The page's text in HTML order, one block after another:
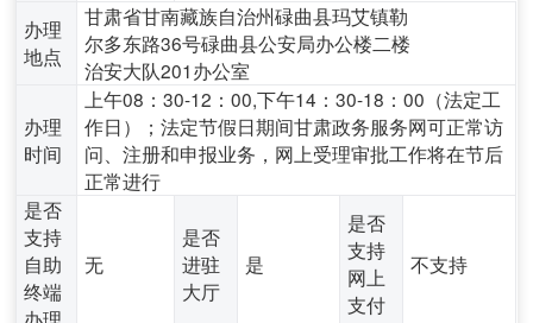
办理
地点
甘肃省甘南藏族自治州碌曲县玛艾镇勒
尔多东路36号碌曲县公安局办公楼二楼
治安大队201办公室
办理
时间
上午08：30-12：00,下午14：30-18：00（法定工
作日）；法定节假日期间甘肃政务服务网可正常访
问、注册和申报业务，网上受理审批工作将在节后
正常进行
是否
支持
自助
终端
无
是否
进驻
大厅
是
是否
支持
网上
支付
不支持